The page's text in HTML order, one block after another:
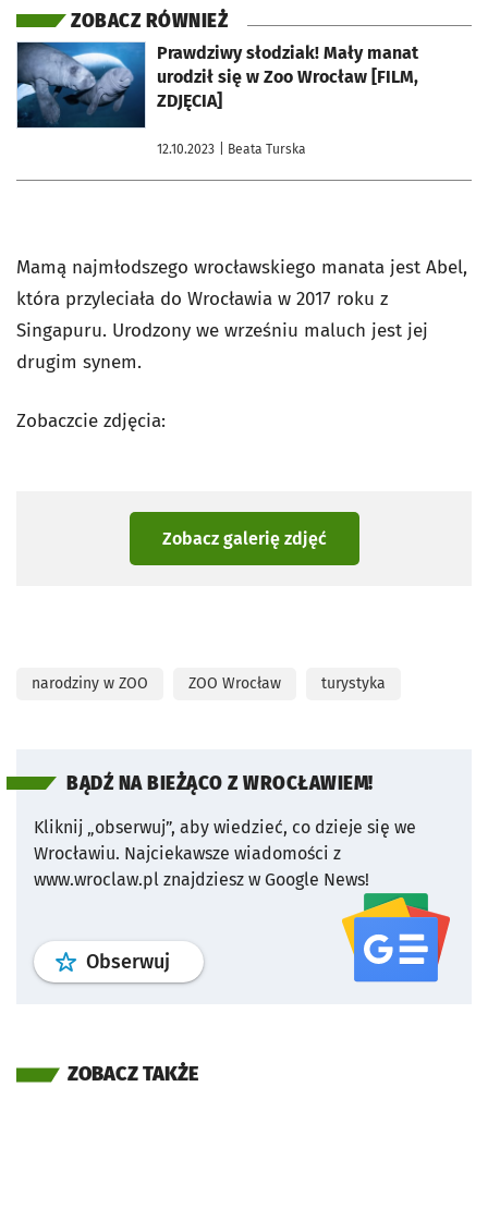
ZOBACZ RÓWNIEŻ
Prawdziwy słodziak! Mały manat
urodził się w Zoo Wrocław [FILM,
ZDJĘCIA]
12.10.2023 | Beata Turska
otworzy się w nowej karcie
Mamą najmłodszego wrocławskiego manata jest Abel,
która przyleciała do Wrocławia w 2017 roku z
Singapuru. Urodzony we wrześniu maluch jest jej
drugim synem.
Zobaczcie zdjęcia:
Zobacz galerię zdjęć
narodziny w ZOO ZOO Wrocław turystyka
BĄDŹ NA BIEŻĄCO Z WROCŁAWIEM!
Kliknij „obserwuj”, aby wiedzieć, co dzieje się we
Wrocławiu. Najciekawsze wiadomości z
www.wroclaw.pl znajdziesz w Google News!
Obserwuj profil serwisu
ZOBACZ TAKŻE